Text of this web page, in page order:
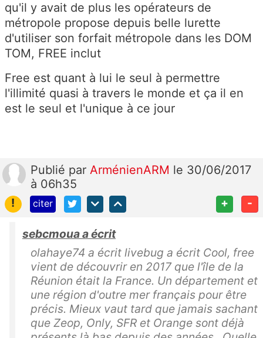
qu'il y avait de plus les opérateurs de
métropole propose depuis belle lurette
d'utiliser son forfait métropole dans les DOM
TOM, FREE inclut
Free est quant à lui le seul à permettre
l'illimité quasi à travers le monde et ça il en
est le seul et l'unique à ce jour
Publié par ArménienARM le 30/06/2017
à 06h35
!
citer + -
sebcmoua a écrit
olahaye74 a écrit livebug a écrit Cool, free
vient de découvrir en 2017 que l'île de la
Réunion était la France. Un département et
une région d'outre mer français pour être
précis. Mieux vaut tard que jamais sachant
que Zeop, Only, SFR et Orange sont déjà